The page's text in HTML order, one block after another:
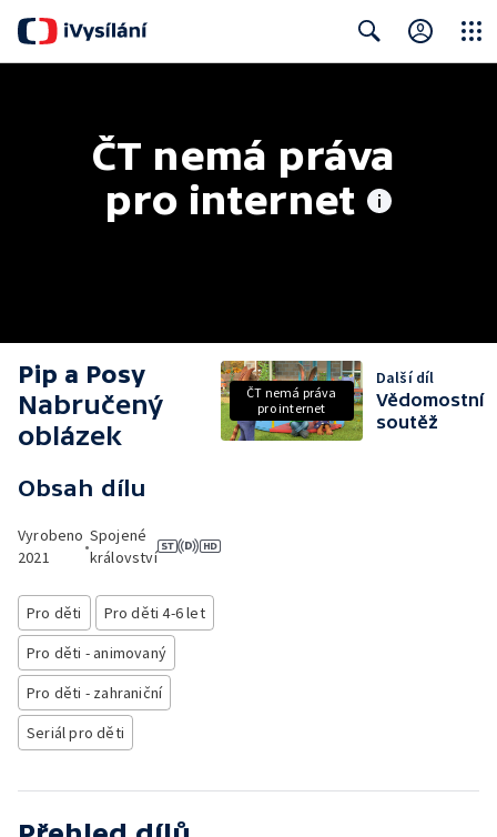
ČT nemá práva
pro internet
Pip a Posy
Nabručený
oblázek
Obsah dílu
Vyrobeno
2021
•
Spojené
království
Pro děti
Pro děti 4-6 let
Pro děti - animovaný
Pro děti - zahraniční
Seriál pro děti
ČT nemá práva
pro internet
Další díl
Vědomostní
soutěž